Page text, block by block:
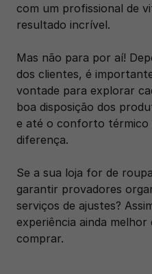
com um profissional de
resultado incrível.
Mas não para por aí!
dos clientes, é
vontade para explorar
boa disposição dos
e até o conforto térmico
diferença.
Se a sua loja for de
garantir provadores
serviços de ajustes?
experiência ainda
comprar.